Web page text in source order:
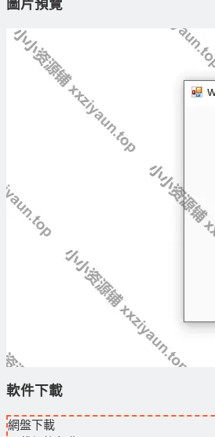
圖片預覽
軟件下載
網盤下載